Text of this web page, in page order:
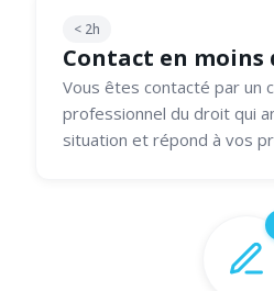
< 2h
Contact en moins
Vous êtes contacté par un
professionnel du droit qui
situation et répond à vos